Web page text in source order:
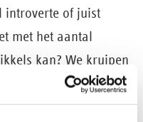
introverte of juist
met het aantal
kan? We kruipen
een organisatie om
heeft. Daarbij speelt